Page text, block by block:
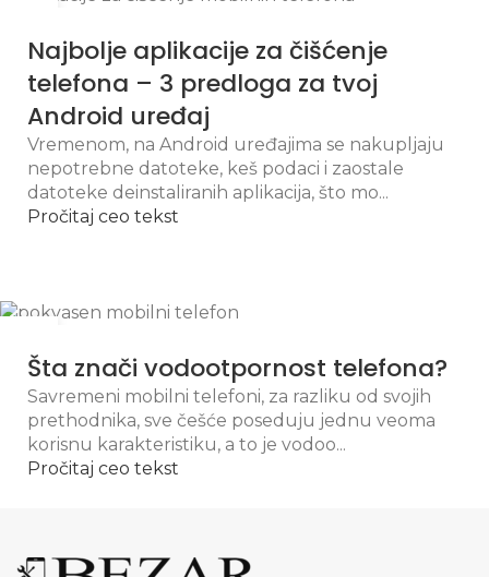
Najbolje aplikacije za čišćenje
telefona – 3 predloga za tvoj
Android uređaj
Vremenom, na Android uređajima se nakupljaju
nepotrebne datoteke, keš podaci i zaostale
datoteke deinstaliranih aplikacija, što mo...
Pročitaj ceo tekst
OKTŠta znači vodootpornost telefona?
Savremeni mobilni telefoni, za razliku od svojih
prethodnika, sve češće poseduju jednu veoma
korisnu karakteristiku, a to je vodoo...
Pročitaj ceo tekst